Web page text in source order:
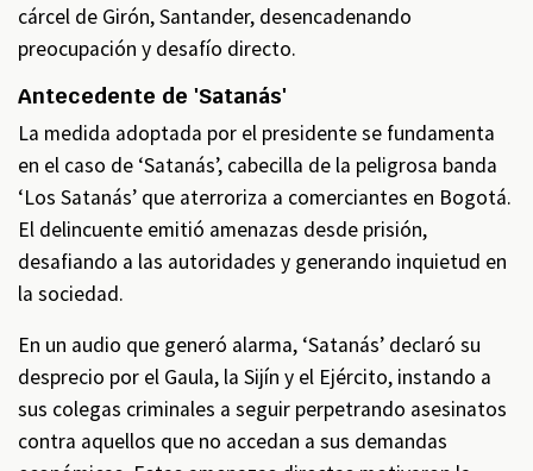
cárcel de Girón, Santander, desencadenando
preocupación y desafío directo.
Antecedente de 'Satanás'
La medida adoptada por el presidente se fundamenta
en el caso de ‘Satanás’, cabecilla de la peligrosa banda
‘Los Satanás’ que aterroriza a comerciantes en Bogotá.
El delincuente emitió amenazas desde prisión,
desafiando a las autoridades y generando inquietud en
la sociedad.
En un audio que generó alarma, ‘Satanás’ declaró su
desprecio por el Gaula, la Sijín y el Ejército, instando a
sus colegas criminales a seguir perpetrando asesinatos
contra aquellos que no accedan a sus demandas